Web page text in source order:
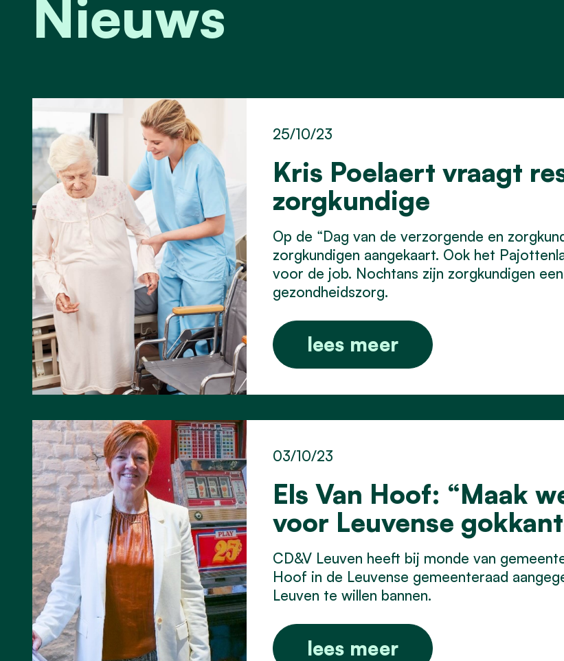
Nieuws
Kris Poelaert vraagt
zorgkundige
25/10/23
Op de “Dag van de verzorgende en
zorgkundigen aangekaart. Ook het
voor de job. Nochtans zijn zorgkundigen
gezondheidszorg.
lees meer
Els Van Hoof: “Maak
voor Leuvense
03/10/23
CD&V Leuven heeft bij monde van
Hoof in de Leuvense gemeenteraad
Leuven te willen bannen.
lees meer